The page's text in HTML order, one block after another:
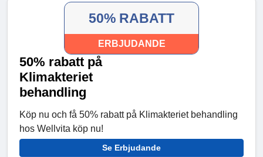
50% RABATT
ERBJUDANDE
50% rabatt på
Klimakteriet
behandling
Köp nu och få 50% rabatt på Klimakteriet behandling
hos Wellvita köp nu!
Se Erbjudande